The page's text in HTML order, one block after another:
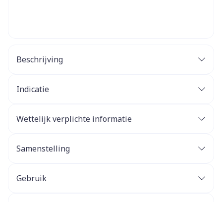
Beschrijving
Indicatie
Wettelijk verplichte informatie
Samenstelling
Gebruik